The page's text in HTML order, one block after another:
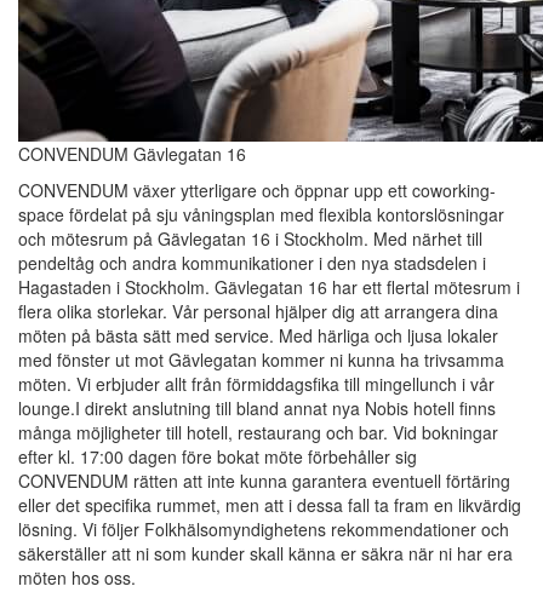
CONVENDUM Gävlegatan 16
CONVENDUM växer ytterligare och öppnar upp ett coworking-
space fördelat på sju våningsplan med flexibla kontorslösningar
och mötesrum på Gävlegatan 16 i Stockholm. Med närhet till
pendeltåg och andra kommunikationer i den nya stadsdelen i
Hagastaden i Stockholm. Gävlegatan 16 har ett flertal mötesrum i
flera olika storlekar. Vår personal hjälper dig att arrangera dina
möten på bästa sätt med service. Med härliga och ljusa lokaler
med fönster ut mot Gävlegatan kommer ni kunna ha trivsamma
möten. Vi erbjuder allt från förmiddagsfika till mingellunch i vår
lounge.I direkt anslutning till bland annat nya Nobis hotell finns
många möjligheter till hotell, restaurang och bar. Vid bokningar
efter kl. 17:00 dagen före bokat möte förbehåller sig
CONVENDUM rätten att inte kunna garantera eventuell förtäring
eller det specifika rummet, men att i dessa fall ta fram en likvärdig
lösning. Vi följer Folkhälsomyndighetens rekommendationer och
säkerställer att ni som kunder skall känna er säkra när ni har era
möten hos oss.